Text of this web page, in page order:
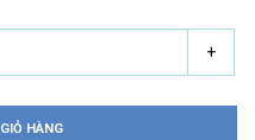
+
HÀNG